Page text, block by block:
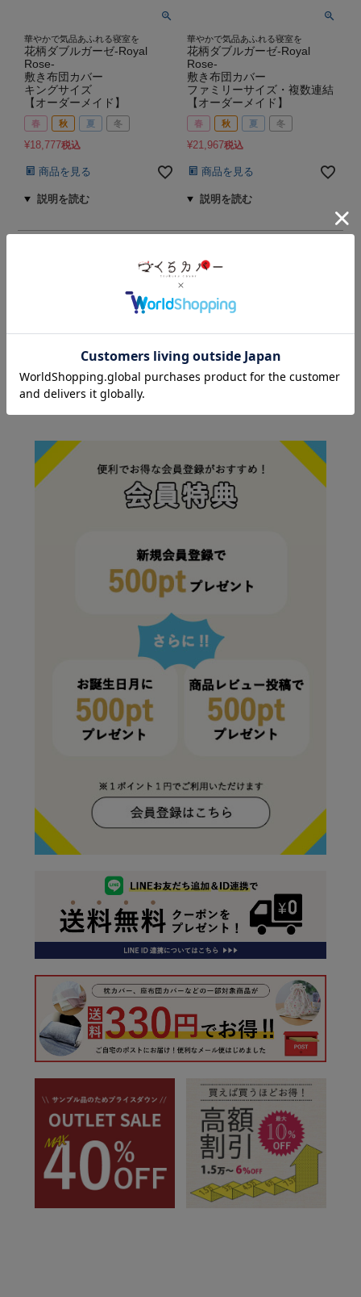
華やかで気品あふれる寝室を
花柄ダブルガーゼ-Royal
Rose-
敷き布団カバー
キングサイズ
【オーダーメイド】
春 秋 夏 冬
¥18,777税込
商品を見る
華やかで気品あふれる寝室を
花柄ダブルガーゼ-Royal
Rose-
敷き布団カバー
ファミリーサイズ・複数連結
【オーダーメイド】
春 秋 夏 冬
¥21,967税込
商品を見る
SPECIAL DEALS